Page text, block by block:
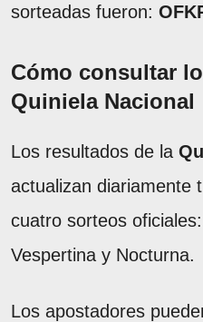
sorteadas fueron:
Cómo consultar
Quiniela Nacional
Los resultados de la
actualizan diariamente
cuatro sorteos
Vespertina y Nocturna.
Los apostadores